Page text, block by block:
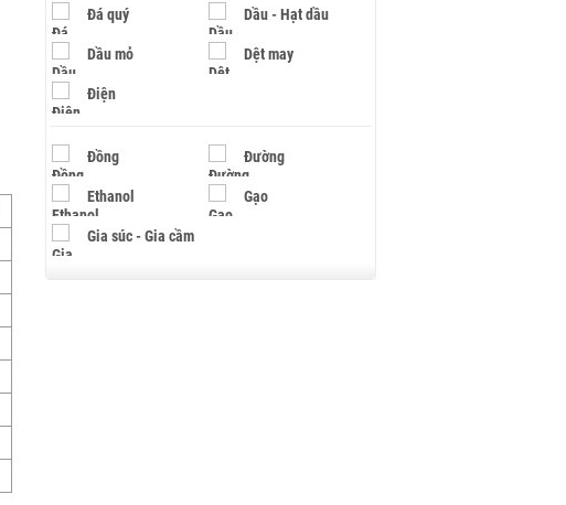
Đá quý Dầu - Hạt dầu
Dầu mỏ Dệt may
Điện
Đồng Đường
Ethanol Gạo
Gia súc - Gia cầm